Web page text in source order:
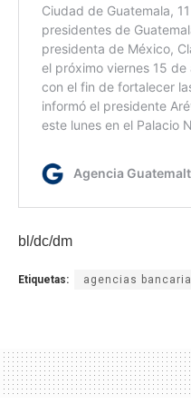
bl/dc/dm
Etiquetas: agencias